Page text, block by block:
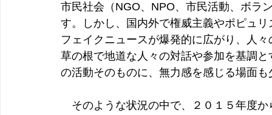
市民社会（NGO、NPO、市民活動、ボラ
す。しかし、国内外で権威主義やポピュ
フェイクニュースが爆発的に広がり、人
草の根で地道な人々の対話や参加を基調
の活動そのものに、無力感を感じる場面
そのような状況の中で、２０１５年度